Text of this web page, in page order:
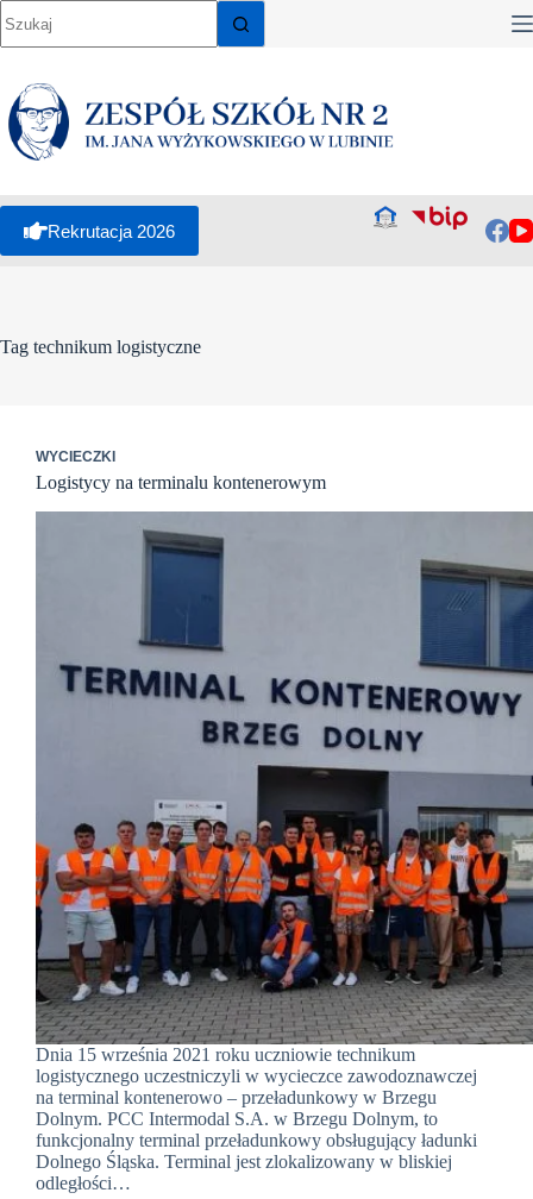
do
treści
Rekrutacja 2026
Tag technikum logistyczne
WYCIECZKI
Logistycy na terminalu kontenerowym
Dnia 15 września 2021 roku uczniowie technikum
logistycznego uczestniczyli w wycieczce zawodoznawczej
na terminal kontenerowo – przeładunkowy w Brzegu
Dolnym. PCC Intermodal S.A. w Brzegu Dolnym, to
funkcjonalny terminal przeładunkowy obsługujący ładunki
Dolnego Śląska. Terminal jest zlokalizowany w bliskiej
odległości…